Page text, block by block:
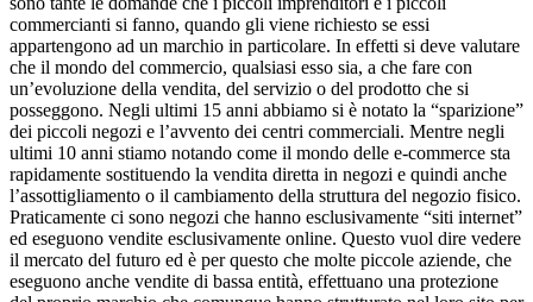
commercianti si fanno, quando gli viene richiesto se essi
appartengono ad un marchio in particolare. In effetti si deve valutare
che il mondo del commercio, qualsiasi esso sia, a che fare con
un’evoluzione della vendita, del servizio o del prodotto che si
posseggono. Negli ultimi 15 anni abbiamo si è notato la “sparizione”
dei piccoli negozi e l’avvento dei centri commerciali. Mentre negli
ultimi 10 anni stiamo notando come il mondo delle e-commerce sta
rapidamente sostituendo la vendita diretta in negozi e quindi anche
l’assottigliamento o il cambiamento della struttura del negozio fisico.
Praticamente ci sono negozi che hanno esclusivamente “siti internet”
ed eseguono vendite esclusivamente online. Questo vuol dire vedere
il mercato del futuro ed è per questo che molte piccole aziende, che
eseguono anche vendite di bassa entità, effettuano una protezione